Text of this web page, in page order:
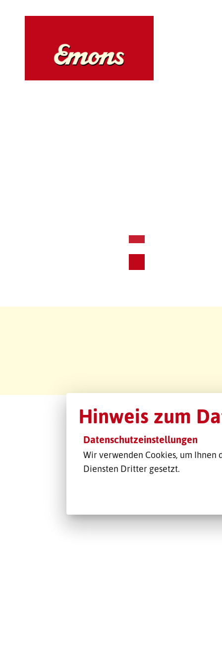
Hinweis zum
Datenschutzeinstellungen
Wir verwenden Cookies, um
Diensten Dritter gesetzt.